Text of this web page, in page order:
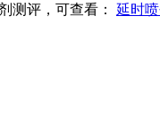
测评，可查看： 延时